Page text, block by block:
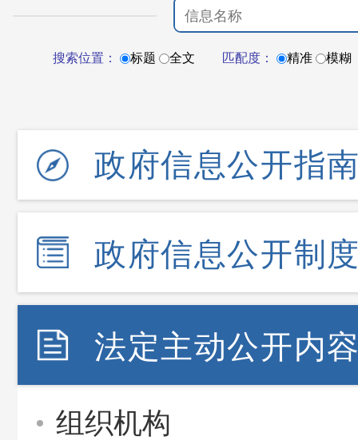
搜索位置： 标题 全文 匹配度： 精准 模糊
政府信息公开指
政府信息公开制
法定主动公开内
组织机构